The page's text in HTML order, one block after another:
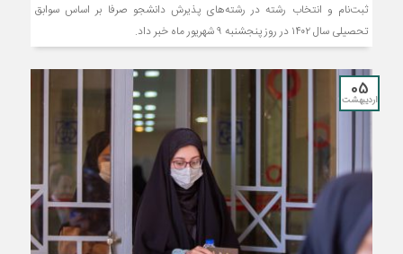
ثبت‌نام و انتخاب رشته در رشته‌های پذیرش دانشجو صرفا بر اساس سوابق
تحصیلی سال ۱۴۰۲ در روز پنجشنبه ۹ شهریور ماه خبر داد.
05
اردیبهشت